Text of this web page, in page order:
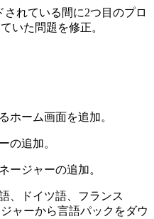
れている間に2つ目のプロ
いた問題を修正。
ホーム画面を追加。
の追加。
ージャーの追加。
、ドイツ語、フランス
ャーから言語パックをダウ